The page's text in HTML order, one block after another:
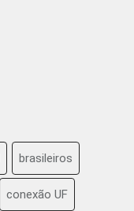
brasileiros
conexão UF